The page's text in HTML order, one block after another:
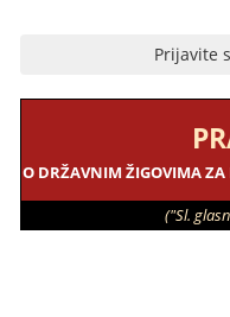
Prijavite
O DRŽAVNIM ŽIGOVIMA ZA
("Sl.